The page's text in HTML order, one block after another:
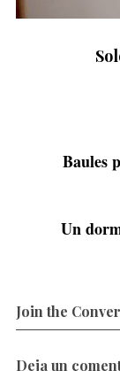
Baules
Un
Join the
Deja un